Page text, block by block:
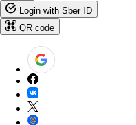
Login with Sber ID
QR code